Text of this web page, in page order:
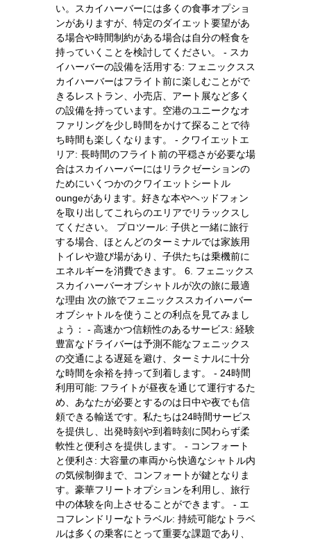
い。スカイハーバーには多くの食事オプショ
ンがありますが、特定のダイエット要望があ
る場合や時間制約がある場合は自分の軽食を
持っていくことを検討してください。 - スカ
イハーバーの設備を活用する: フェニックスス
カイハーバーはフライト前に楽しむことがで
きるレストラン、小売店、アート展など多く
の設備を持っています。空港のユニークなオ
ファリングを少し時間をかけて探ることで待
ち時間も楽しくなります。 - クワイエットエ
リア: 長時間のフライト前の平穏さが必要な場
合はスカイハーバーにはリラクゼーションの
ためにいくつかのクワイエットシートル
oungeがあります。好きな本やヘッドフォン
を取り出してこれらのエリアでリラックスし
てください。 プロツール: 子供と一緒に旅行
する場合、ほとんどのターミナルでは家族用
トイレや遊び場があり、子供たちは乗機前に
エネルギーを消費できます。 6. フェニックス
スカイハーバーオブシャトルが次の旅に最適
な理由 次の旅でフェニックススカイハーバー
オブシャトルを使うことの利点を見てみまし
ょう： - 高速かつ信頼性のあるサービス: 経験
豊富なドライバーは予測不能なフェニックス
の交通による遅延を避け、ターミナルに十分
な時間を余裕を持って到着します。 - 24時間
利用可能: フライトが昼夜を通じて運行するた
め、あなたが必要とするのは日中や夜でも信
頼できる輸送です。私たちは24時間サービス
を提供し、出発時刻や到着時刻に関わらず柔
軟性と便利さを提供します。 - コンフォート
と便利さ: 大容量の車両から快適なシャトル内
の気候制御まで、コンフォートが鍵となりま
す。豪華フリートオプションを利用し、旅行
中の体験を向上させることができます。 - エ
コフレンドリーなトラベル: 持続可能なトラベ
ルは多くの乗客にとって重要な課題であり、